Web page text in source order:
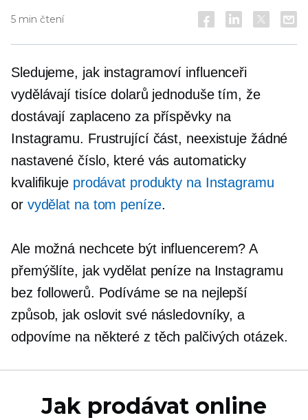
5 min čtení
Sledujeme, jak instagramoví influenceři
vydělávají tisíce dolarů jednoduše tím, že
dostávají zaplaceno za příspěvky na
Instagramu. Frustrující část, neexistuje žádné
nastavené číslo, které vás automaticky
kvalifikuje prodávat produkty na Instagramu
or vydělat na tom peníze.
Ale možná nechcete být influencerem? A
přemýšlíte, jak vydělat peníze na Instagramu
bez followerů. Podíváme se na nejlepší
způsob, jak oslovit své následovníky, a
odpovíme na některé z těch palčivých otázek.
Jak prodávat online